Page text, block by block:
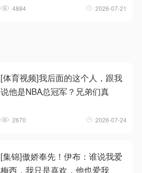
4884 2026-07-21
[体育视频]我后面的这个人，跟我
说他是NBA总冠军？兄弟们真
2670 2026-07-24
[集锦]傲娇奉先！伊布：谁说我爱
梅西，我只是喜欢，他也爱我